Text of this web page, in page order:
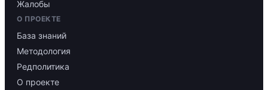
Жалобы
О ПРОЕКТЕ
База знаний
Методология
Редполитика
О проекте